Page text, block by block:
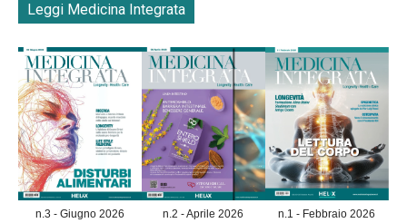
Leggi Medicina Integrata
n.3 - Giugno 2026 n.2 - Aprile 2026 n.1 - Febbraio 2026